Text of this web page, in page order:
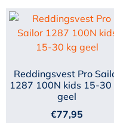
Reddingsvest Pro
1287 100N kids 15-30
geel
€77,95